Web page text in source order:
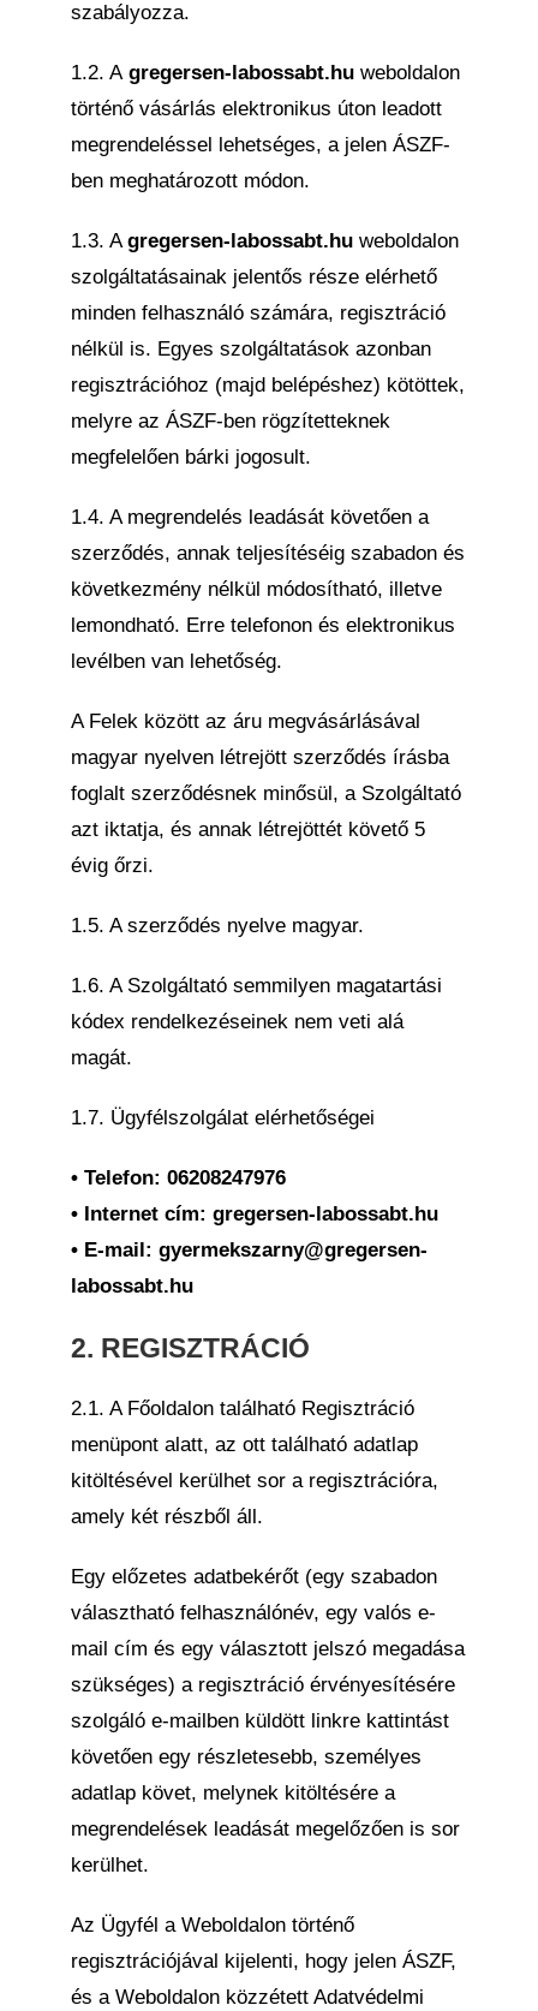
szabályozza.
1.2. Agregersen-labossabt.hu weboldalon
történő vásárlás elektronikus úton leadott
megrendeléssel lehetséges, a jelen ÁSZF-
ben meghatározott módon.
1.3. Agregersen-labossabt.hu weboldalon
szolgáltatásainak jelentős része elérhető
minden felhasználó számára, regisztráció
nélkül is. Egyes szolgáltatások azonban
regisztrációhoz (majd belépéshez) kötöttek,
melyre az ÁSZF-ben rögzítetteknek
megfelelően bárki jogosult.
1.4. A megrendelés leadását követően a
szerződés, annak teljesítéséig szabadon és
következmény nélkül módosítható, illetve
lemondható. Erre telefonon és elektronikus
levélben van lehetőség.
A Felek között az áru megvásárlásával
magyar nyelven létrejött szerződés írásba
foglalt szerződésnek minősül, a Szolgáltató
azt iktatja, és annak létrejöttét követő 5
évig őrzi.
1.5. A szerződés nyelve magyar.
1.6. A Szolgáltató semmilyen magatartási
kódex rendelkezéseinek nem veti alá
magát.
1.7. Ügyfélszolgálat elérhetőségei
• Telefon: 06208247976
• Internet cím: gregersen-labossabt.hu
• E-mail: gyermekszarny@gregersen-
labossabt.hu
2. REGISZTRÁCIÓ
2.1. A Főoldalon található Regisztráció
menüpont alatt, az ott található adatlap
kitöltésével kerülhet sor a regisztrációra,
amely két részből áll.
Egy előzetes adatbekérőt (egy szabadon
választható felhasználónév, egy valós e-
mail cím és egy választott jelszó megadása
szükséges) a regisztráció érvényesítésére
szolgáló e-mailben küldött linkre kattintást
követően egy részletesebb, személyes
adatlap követ, melynek kitöltésére a
megrendelések leadását megelőzően is sor
kerülhet.
Az Ügyfél a Weboldalon történő
regisztrációjával kijelenti, hogy jelen ÁSZF,
és a Weboldalon közzétett Adatvédelmi